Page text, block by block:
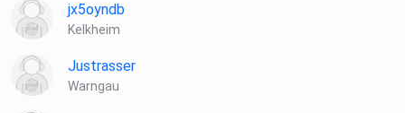
jx5oyndb
Kelkheim
Justrasser
Warngau